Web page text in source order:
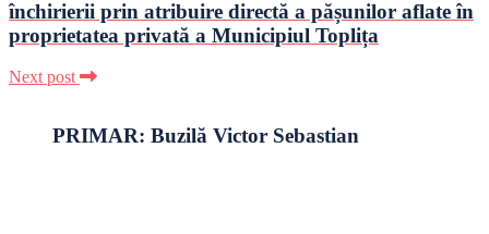
închirierii prin atribuire directă a pășunilor aflate în
proprietatea privată a Municipiul Toplița
Next post
PRIMAR: Buzilă Victor Sebastian